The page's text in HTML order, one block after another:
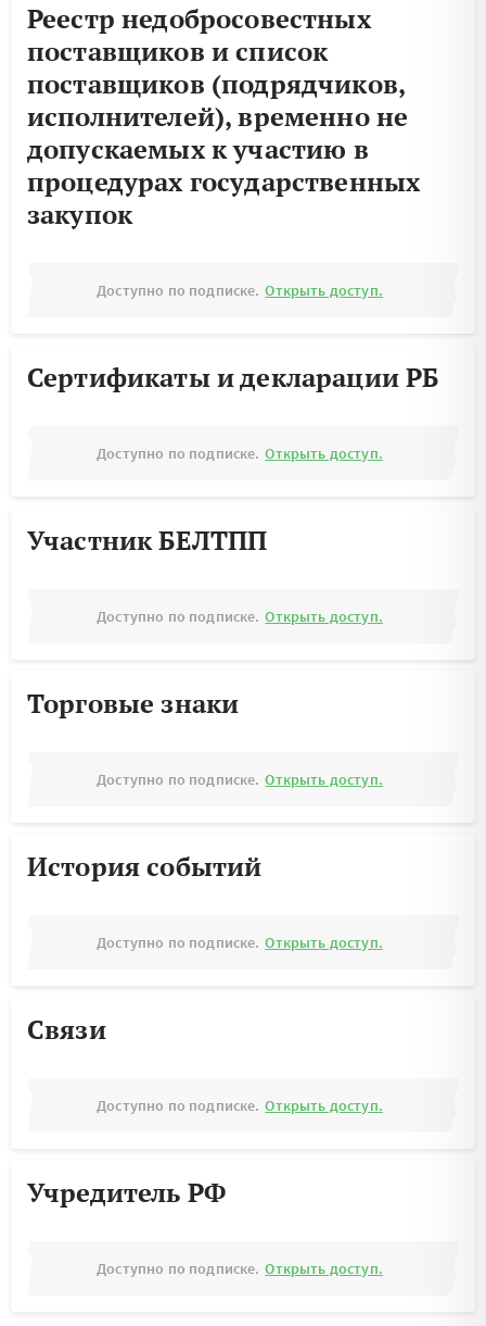
Реестр недобросовестных
поставщиков и список
поставщиков (подрядчиков,
исполнителей), временно не
допускаемых к участию в
процедурах государственных
закупок
Доступно по подписке. Открыть доступ.
Сертификаты и декларации РБ
Доступно по подписке. Открыть доступ.
Участник БЕЛТПП
Доступно по подписке. Открыть доступ.
Торговые знаки
Доступно по подписке. Открыть доступ.
История событий
Доступно по подписке. Открыть доступ.
Связи
Доступно по подписке. Открыть доступ.
Учредитель РФ
Доступно по подписке. Открыть доступ.